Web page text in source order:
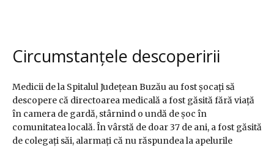
Circumstanțele descoperirii
Medicii de la Spitalul Județean Buzău au fost șocați să
descopere că directoarea medicală a fost găsită fără viață
în camera de gardă, stârnind o undă de șoc în
comunitatea locală. În vârstă de doar 37 de ani, a fost găsită
de colegați săi, alarmați că nu răspundea la apelurile